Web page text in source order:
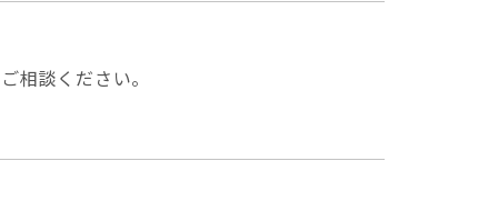
相談ください。